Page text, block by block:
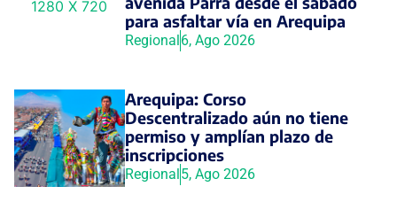
para asfaltar vía en Arequipa
Regional6, Ago 2026
Arequipa: Corso
Descentralizado aún no tiene
permiso y amplían plazo de
inscripciones
Regional5, Ago 2026